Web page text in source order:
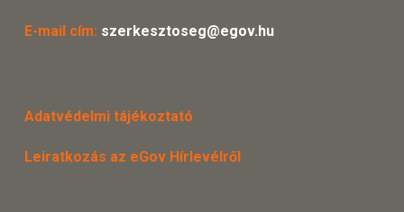
E-mail cím: szerkesztoseg@egov.hu
Adatvédelmi tájékoztató
Leiratkozás az eGov Hírlevélről